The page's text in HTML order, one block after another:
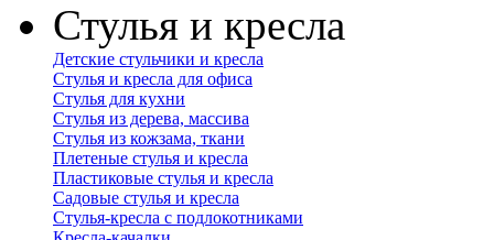
Стулья и кресла
Детские стульчики и кресла
Стулья и кресла для офиса
Стулья для кухни
Стулья из дерева, массива
Стулья из кожзама, ткани
Плетеные стулья и кресла
Пластиковые стулья и кресла
Садовые стулья и кресла
Стулья-кресла с подлокотниками